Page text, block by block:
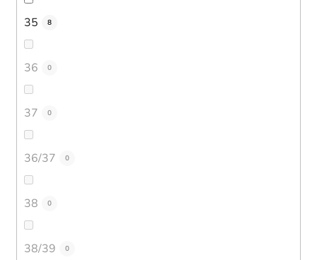
35 8
36 0
37 0
36/37 0
38 0
38/39 0